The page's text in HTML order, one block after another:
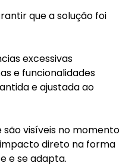
que a solução foi
excessivas
e funcionalidades
e ajustada ao
visíveis no momento
direto na forma
e se adapta.